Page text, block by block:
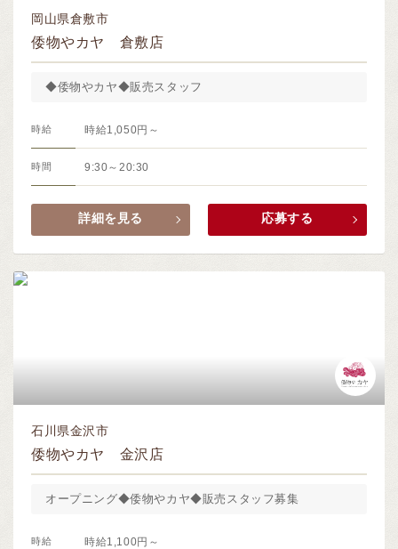
岡山県倉敷市
倭物やカヤ 倉敷店
◆倭物やカヤ◆販売スタッフ
時給 時給1,050円～
時間 9:30～20:30
詳細を見る 応募する
石川県金沢市
倭物やカヤ 金沢店
オープニング◆倭物やカヤ◆販売スタッフ募集
時給 時給1,100円～